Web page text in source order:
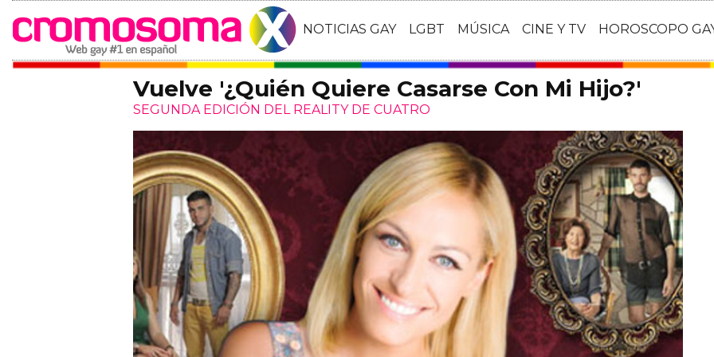
NOTICIAS GAY LGBT MÚSICA CINE Y TV HOROSCOPO
Vuelve '¿Quién Quiere Casarse Con Mi Hijo?'
SEGUNDA EDICIÓN DEL REALITY DE CUATRO